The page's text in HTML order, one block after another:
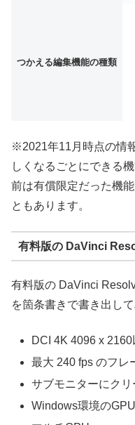
つかえる編集機能の種類
※2021年11月時点の情
しくなるごとにできる
前は有償限定だった機
ともあります。
有料版の DaVinci
有料版の DaVinci
を箇条書きで書き出して
DCI 4K 4096 x
最大 240 fps のフレ
サブモニターにク
Windows環境の